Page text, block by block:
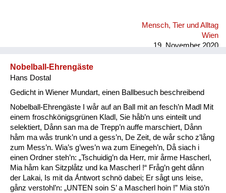
Mensch, Tier und Alltag
Wien
19. November 2020
Nobelball-Ehrengäste
Hans Dostal
Gedicht in Wiener Mundart, einen Ballbesuch beschreibend
Nobelball-Ehrengäste I wår auf an Ball mit an fesch’n Madl Mit
einem froschkönigsgrünen Kladl, Sie håb’n uns einteilt und
selektiert, Dånn san ma de Trepp’n auffe marschiert, Dånn
håm ma wås trunk’n und a gess’n, De Zeit, de wår scho z’lång
zum Mess’n. Wia’s g’wes’n wa zum Einegeh’n, Då siach i
einen Ordner steh’n: „Tschuidig’n da Herr, mir årme Hascherl,
Mia håm kan Sitzplåtz und ka Mascherl !“ Fråg’n geht dånn
der Lakai, Is mit da Ǻntwort schnö dabei; Er sågt uns leise,
gånz verstohl’n: „UNTEN soin S’ a Mascherl hoin !” Mia stö’n